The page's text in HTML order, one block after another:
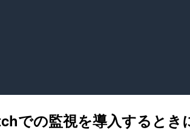
での監視を導入するとき